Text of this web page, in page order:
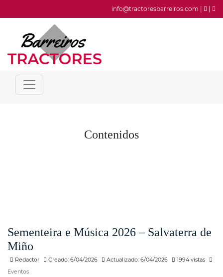
info@tractoresbarreiros.com |
Contenidos
Sementeira e Música 2026 – Salvaterra de
Miño
Redactor Creado: 6/04/2026 Actualizado: 6/04/2026
1994 vistas
Eventos